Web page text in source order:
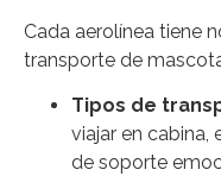
Cada aerolínea tiene
transporte de
Tipos de
viajar en cabina,
de soporte